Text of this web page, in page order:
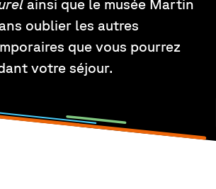
ainsi que le musée Martin
oublier les autres
que vous pourrez
votre séjour.